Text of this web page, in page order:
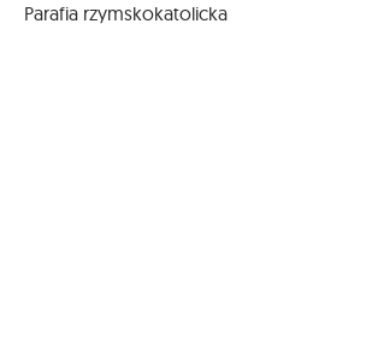
Parafia rzymskokatolicka